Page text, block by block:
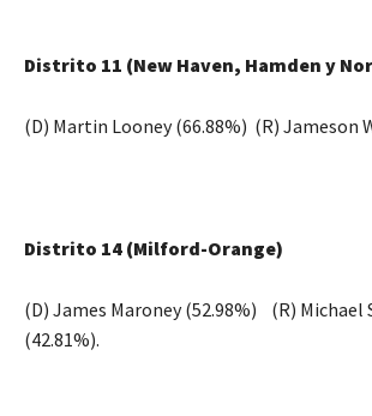
Distrito 11 (New Haven, Hamden y
(D) Martin Looney (66.88%) (R) Jameson
Distrito 14 (Milford-Orange)
(D) James Maroney (52.98%) (R)
(42.81%).